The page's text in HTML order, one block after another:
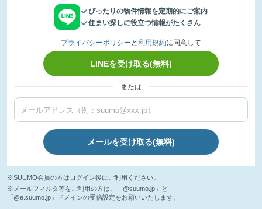
ぴったりの物件情報を定期的にご案内
住まい探しに役立つ情報がたくさん
プライバシーポリシー と 利用規約に同意して
LINEを受け取る(無料)
または
メールを受け取る(無料)
※SUUMO会員の方はログイン後にご利用ください。
※メールフィルタ等をご利用の方は、「@suumo.jp」と
「@e.suumo.jp」ドメインの受信設定をお願いいたします。